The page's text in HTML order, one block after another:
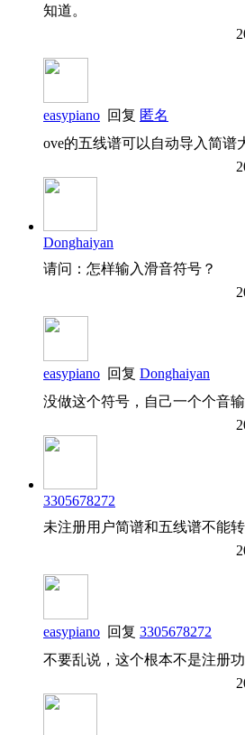
知道。
easypiano 回复 匿名
ove的五线谱可以自动导入简谱
Donghaiyan
请问：怎样输入滑音符号？
easypiano 回复 Donghaiyan
没做这个符号，自己一个个音输
3305678272
未注册用户简谱和五线谱不能
easypiano 回复 3305678272
不要乱说，这个根本不是注册功